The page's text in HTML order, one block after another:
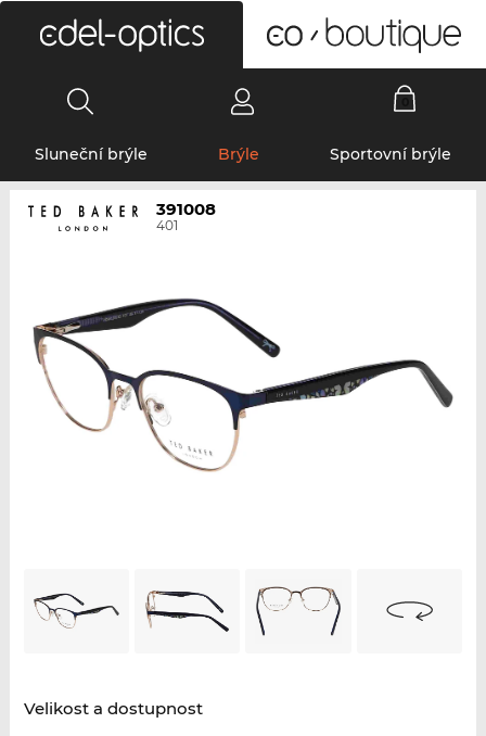
Sluneční brýle Brýle Sportovní brýle
391008
401
Velikost a dostupnost